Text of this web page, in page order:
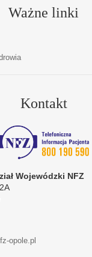
Ważne linki
Kontakt
Wojewódzki NFZ
opole.pl